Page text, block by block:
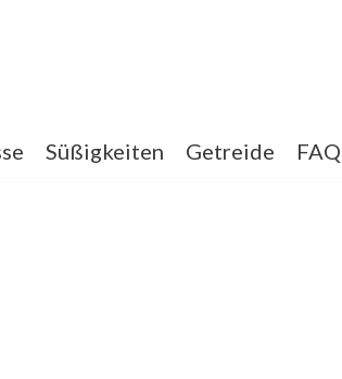
Süßigkeiten Getreide FAQ